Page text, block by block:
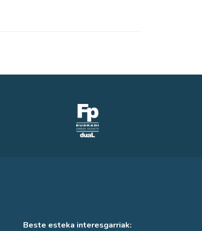
Beste esteka interesgarriak: